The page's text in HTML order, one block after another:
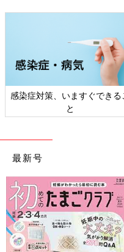
症対策、いますぐできるこ
最新号